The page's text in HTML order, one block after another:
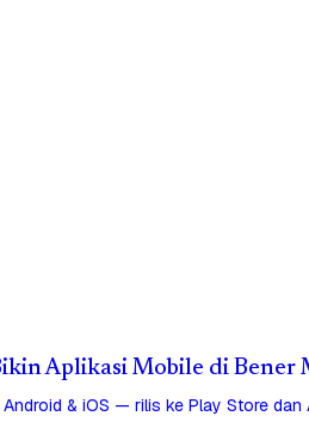
Aplikasi Mobile di Bener
& iOS — rilis ke Play Store